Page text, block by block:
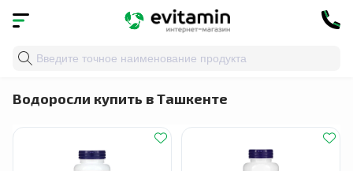
Главная Травы и натуральные средства
Водоросли купить в Ташкенте